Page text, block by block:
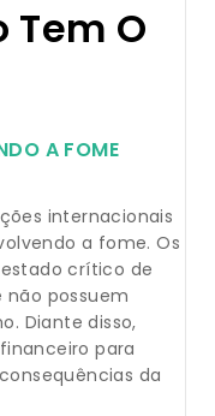
Tem O
A FOME
internacionais
a fome. Os
crítico de
não possuem
Diante disso,
para
da